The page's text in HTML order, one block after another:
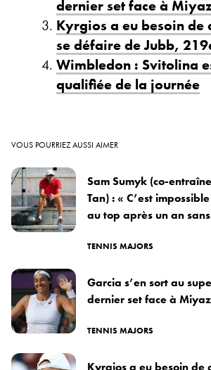
dernier set face à
Kyrgios a eu besoin de
se défaire de Jubb,
Wimbledon : Svitolina
qualifiée de la journée
VOUS POURRIEZ AUSSI AIMER
Sam Sumyk (co-
Tan) : « C’est
au top après un an
TENNIS MAJORS
Garcia s’en sort au
dernier set face à
TENNIS MAJORS
Kyrgios a eu besoin de